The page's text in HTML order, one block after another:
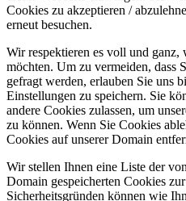
Cookies zu akzeptieren /
erneut besuchen.
Wir respektieren es voll und ganz,
möchten. Um zu vermeiden, dass
gefragt werden, erlauben Sie uns
Einstellungen zu speichern. Sie
andere Cookies zulassen, um
zu können. Wenn Sie Cookies
Cookies auf unserer Domain
Wir stellen Ihnen eine Liste der
Domain gespeicherten Cookies
Sicherheitsgründen können wie